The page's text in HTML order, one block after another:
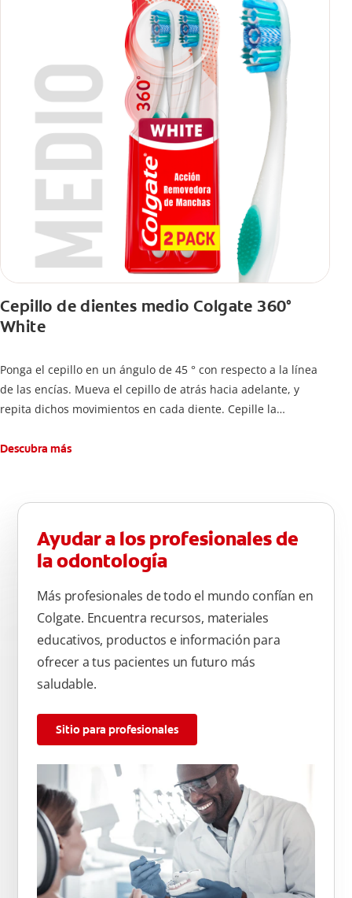
Cepillo de dientes medio Colgate 360°
White
Ponga el cepillo en un ángulo de 45 ° con respecto a la línea
de las encías. Mueva el cepillo de atrás hacia adelante, y
repita dichos movimientos en cada diente. Cepille la
atrás hacia adelante. Cepille la superficie masticatoria (parte
atrás, arriba y abajo, en la parte superior e inferior. No se
olvide de cepillar la lengua para quitar el mal olor causado
por las bacterias.
Descubra más
Ayudar a los profesionales de
la odontología
Más profesionales de todo el mundo confían en
Colgate. Encuentra recursos, materiales
educativos, productos e información para
ofrecer a tus pacientes un futuro más
saludable.
Sitio para profesionales